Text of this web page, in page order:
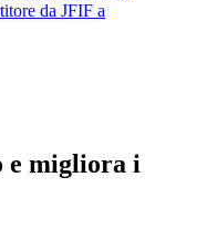
da JFIF a
e migliora i